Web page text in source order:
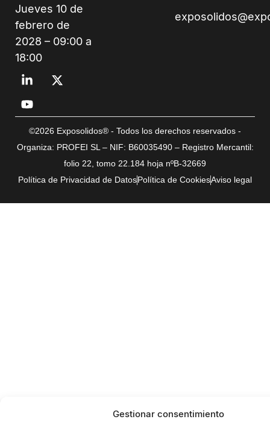
Gestionar consentimiento
Jueves 10 de
febrero de
2028 – 09:00 a
18:00
©2026 Exposolidos® - Todos los derechos reservados -
Organiza: PROFEI SL – NIF: B60035490 – Registro Mercantil:
folio 22, tomo 22.184 hoja nºB-32669
Política de Privacidad de DatosPolítica de CookiesAviso legal